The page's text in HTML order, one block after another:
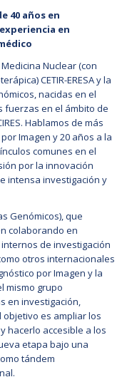
40 años en
en
Nuclear (con
CETIR-ERESA y la
nacidas en el
fuerzas en el ámbito de
Hablamos de más
Imagen y 20 años a la
comunes en el
por la innovación
intensa investigación y
Genómicos), que
colaborando en
de investigación
otros internacionales
por Imagen y la
mismo grupo
en investigación,
objetivo es ampliar los
hacerlo accesible a los
etapa bajo una
tándem